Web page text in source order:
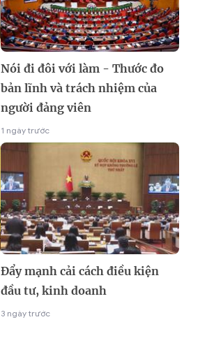
Nói đi đôi với làm - Thước đo
bản lĩnh và trách nhiệm của
người đảng viên
1 ngày trước
Đẩy mạnh cải cách điều kiện
đầu tư, kinh doanh
3 ngày trước